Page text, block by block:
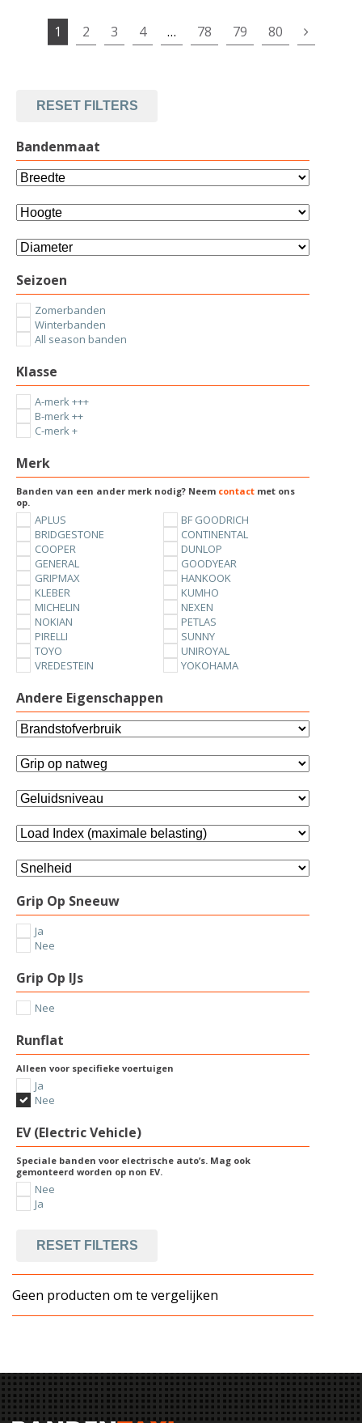
1 2 3 4 … 78 79 80
RESET FILTERS
Bandenmaat
Seizoen
Zomerbanden
Winterbanden
All season banden
Klasse
A-merk +++
B-merk ++
C-merk +
Merk
Banden van een ander merk nodig? Neem contact met ons
op.
APLUS
BF GOODRICH
BRIDGESTONE
CONTINENTAL
COOPER
DUNLOP
GENERAL
GOODYEAR
GRIPMAX
HANKOOK
KLEBER
KUMHO
MICHELIN
NEXEN
NOKIAN
PETLAS
PIRELLI
SUNNY
TOYO
UNIROYAL
VREDESTEIN
YOKOHAMA
Andere Eigenschappen
Grip Op Sneeuw
Ja
Nee
Grip Op IJs
Nee
Runflat
Alleen voor specifieke voertuigen
Ja
Nee
EV (Electric Vehicle)
Speciale banden voor electrische auto’s. Mag ook
gemonteerd worden op non EV.
Nee
Ja
RESET FILTERS
Geen producten om te vergelijken